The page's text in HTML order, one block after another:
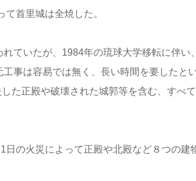
首里城は全焼した。
ていたが、1984年の琉球大学移転に伴い
事は容易では無く、長い時間を要したと
た正殿や破壊された城郭等を含む、すべ
の火災によって正殿や北殿など８つの建